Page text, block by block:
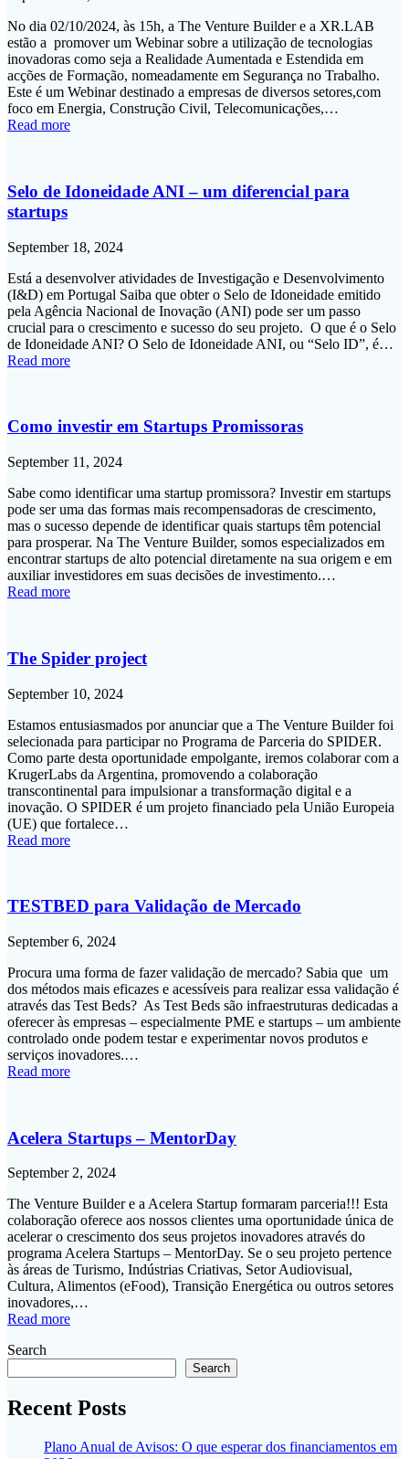
No dia 02/10/2024, às 15h, a The Venture Builder e a XR.LAB
estão a promover um Webinar sobre a utilização de tecnologias
inovadoras como seja a Realidade Aumentada e Estendida em
acções de Formação, nomeadamente em Segurança no Trabalho.
Este é um Webinar destinado a empresas de diversos setores,com
foco em Energia, Construção Civil, Telecomunicações,…
Read more
Selo de Idoneidade ANI – um diferencial para
startups
September 18, 2024
Está a desenvolver atividades de Investigação e Desenvolvimento
(I&D) em Portugal Saiba que obter o Selo de Idoneidade emitido
pela Agência Nacional de Inovação (ANI) pode ser um passo
crucial para o crescimento e sucesso do seu projeto. O que é o Selo
de Idoneidade ANI? O Selo de Idoneidade ANI, ou “Selo ID”, é…
Read more
Como investir em Startups Promissoras
September 11, 2024
Sabe como identificar uma startup promissora? Investir em startups
pode ser uma das formas mais recompensadoras de crescimento,
mas o sucesso depende de identificar quais startups têm potencial
para prosperar. Na The Venture Builder, somos especializados em
encontrar startups de alto potencial diretamente na sua origem e em
auxiliar investidores em suas decisões de investimento.…
Read more
The Spider project
September 10, 2024
Estamos entusiasmados por anunciar que a The Venture Builder foi
selecionada para participar no Programa de Parceria do SPIDER.
Como parte desta oportunidade empolgante, iremos colaborar com a
KrugerLabs da Argentina, promovendo a colaboração
transcontinental para impulsionar a transformação digital e a
inovação. O SPIDER é um projeto financiado pela União Europeia
(UE) que fortalece…
Read more
TESTBED para Validação de Mercado
September 6, 2024
Procura uma forma de fazer validação de mercado? Sabia que um
dos métodos mais eficazes e acessíveis para realizar essa validação é
através das Test Beds? As Test Beds são infraestruturas dedicadas a
oferecer às empresas – especialmente PME e startups – um ambiente
controlado onde podem testar e experimentar novos produtos e
serviços inovadores.…
Read more
Acelera Startups – MentorDay
September 2, 2024
The Venture Builder e a Acelera Startup formaram parceria!!! Esta
colaboração oferece aos nossos clientes uma oportunidade única de
acelerar o crescimento dos seus projetos inovadores através do
programa Acelera Startups – MentorDay. Se o seu projeto pertence
às áreas de Turismo, Indústrias Criativas, Setor Audiovisual,
Cultura, Alimentos (eFood), Transição Energética ou outros setores
inovadores,…
Read more
Search
Search
Recent Posts
Plano Anual de Avisos: O que esperar dos financiamentos em